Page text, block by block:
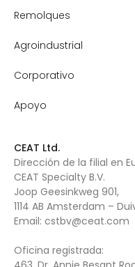
Remolques
Agroindustrial
Corporativo
Apoyo
CEAT Ltd.
Dirección de la filial en
CEAT Specialty B.V.
Joop Geesinkweg 901,
1114 AB Amsterdam –
Email: cstbv@ceat.com
Oficina registrada: